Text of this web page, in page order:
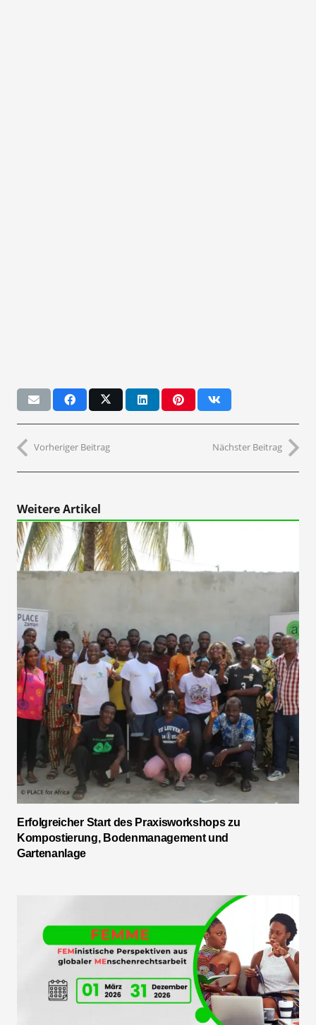
Vorheriger Beitrag Nächster Beitrag
Weitere Artikel
Erfolgreicher Start des Praxisworkshops zu
Kompostierung, Bodenmanagement und
Gartenanlage